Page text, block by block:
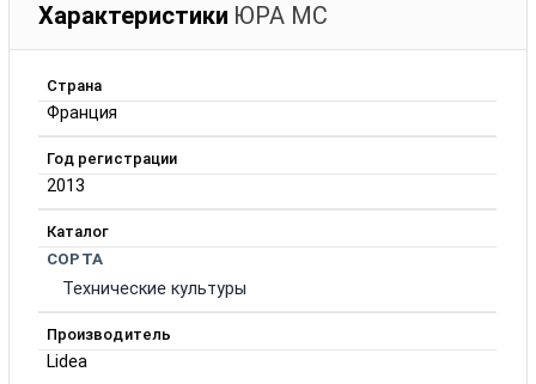
Характеристики ЮРА МС
Страна
Франция
Год регистрации
2013
Каталог
СОРТА
Технические культуры
Производитель
Lidea